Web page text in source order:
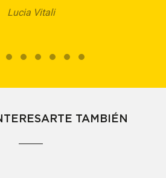
Lucia Vitali
TAMBIÉN